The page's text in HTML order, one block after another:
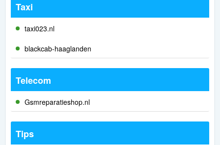
Taxi
taxi023.nl
blackcab-haaglanden
Telecom
Gsmreparatieshop.nl
Tips